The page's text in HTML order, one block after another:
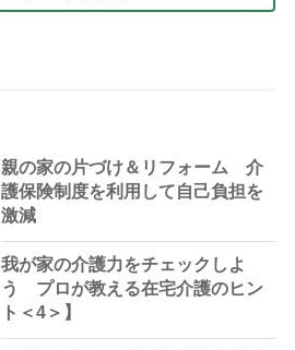
親の家の片づけ＆リフォーム 介
護保険制度を利用して自己負担を
激減
我が家の介護力をチェックしよ
う プロが教える在宅介護のヒン
ト＜4＞】